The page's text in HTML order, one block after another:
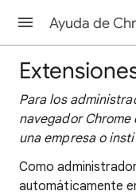
Para los
navegador
una empresa o
Como
automáticamente